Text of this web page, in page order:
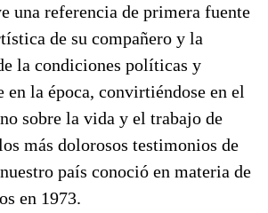
una referencia de primera fuente
de su compañero y la
la condiciones políticas y
en la época, convirtiéndose en el
sobre la vida y el trabajo de
más dolorosos testimonios de
país conoció en materia de
en 1973.